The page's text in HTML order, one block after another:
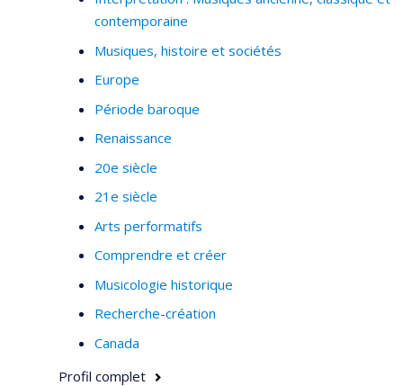
contemporaine
Musiques, histoire et sociétés
Europe
Période baroque
Renaissance
20e siècle
21e siècle
Arts performatifs
Comprendre et créer
Musicologie historique
Recherche-création
Canada
Profil complet